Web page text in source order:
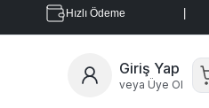
Hızlı Ödeme
Giriş Yap
veya Üye Ol